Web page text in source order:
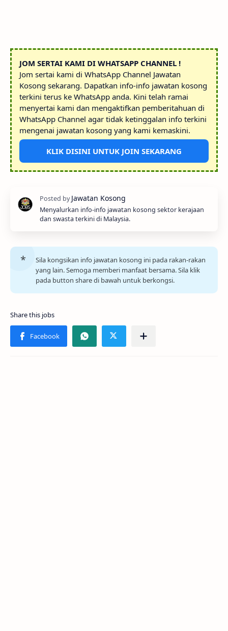
JOM SERTAI KAMI DI WHATSAPP CHANNEL !
Jom sertai kami di WhatsApp Channel Jawatan
Kosong sekarang. Dapatkan info-info jawatan kosong
terkini terus ke WhatsApp anda. Kini telah ramai
menyertai kami dan mengaktifkan pemberitahuan di
WhatsApp Channel agar tidak ketinggalan info terkini
mengenai jawatan kosong yang kami kemaskini.
KLIK DISINI UNTUK JOIN SEKARANG
Menyalurkan info-info jawatan kosong sektor kerajaan
dan swasta terkini di Malaysia.
Sila kongsikan info jawatan kosong ini pada rakan-rakan
yang lain. Semoga memberi manfaat bersama. Sila klik
pada button share di bawah untuk berkongsi.